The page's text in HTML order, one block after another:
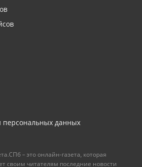
персональных данных
– это онлайн-газета, которая
своим читателям последние новости